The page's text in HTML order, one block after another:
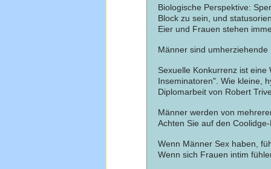
Biologische Perspektive:
Block zu sein, und
Eier und Frauen stehen
Männer sind
Sexuelle Konkurrenz ist
Inseminatoren". Wie kleine,
Diplomarbeit von Robert
Männer werden von
Achten Sie auf den
Wenn Männer Sex haben,
Wenn sich Frauen intim